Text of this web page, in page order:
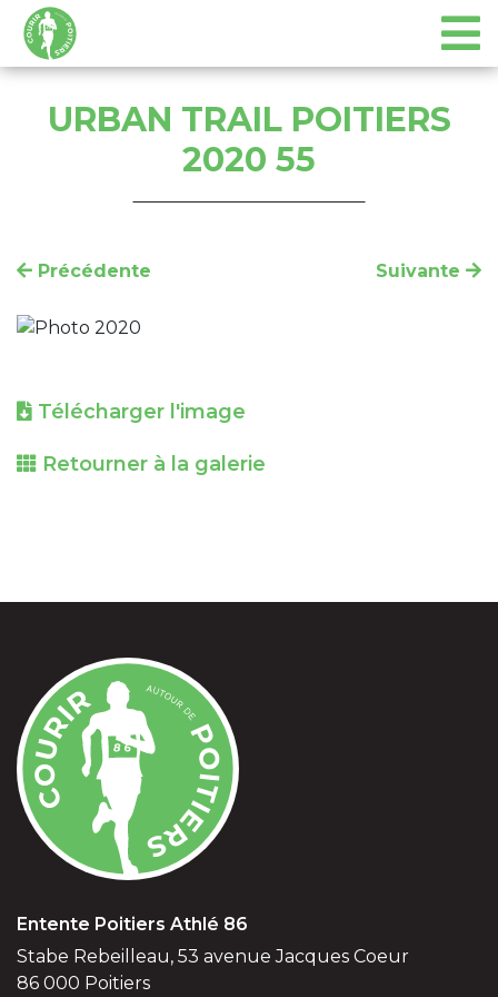
URBAN TRAIL POITIERS
2020 55
Précédente Suivante
Télécharger l'image
Retourner à la galerie
Entente Poitiers Athlé 86
Stabe Rebeilleau, 53 avenue Jacques Coeur
86 000 Poitiers